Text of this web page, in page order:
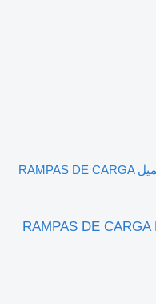
منصة تحميل RAMPAS DE CARGA